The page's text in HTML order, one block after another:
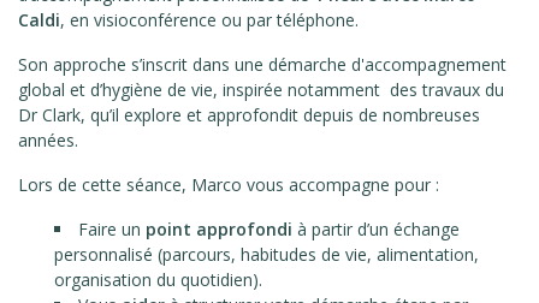
Caldi, en visioconférence ou par téléphone.
Son approche s’inscrit dans une démarche d'accompagnement
global et d’hygiène de vie, inspirée notamment des travaux du
Dr Clark, qu’il explore et approfondit depuis de nombreuses
années.
Lors de cette séance, Marco vous accompagne pour :
Faire un point approfondi à partir d’un échange
personnalisé (parcours, habitudes de vie, alimentation,
organisation du quotidien).